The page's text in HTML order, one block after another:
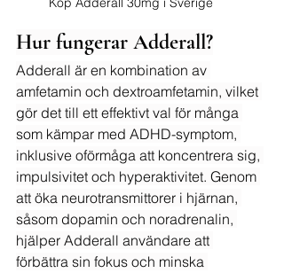
Hur fungerar Adderall?
Adderall är en kombination av
amfetamin och dextroamfetamin, vilket
gör det till ett effektivt val för många
som kämpar med ADHD-symptom,
inklusive oförmåga att koncentrera sig,
impulsivitet och hyperaktivitet. Genom
att öka neurotransmittorer i hjärnan,
såsom dopamin och noradrenalin,
hjälper Adderall användare att
förbättra sin fokus och minska